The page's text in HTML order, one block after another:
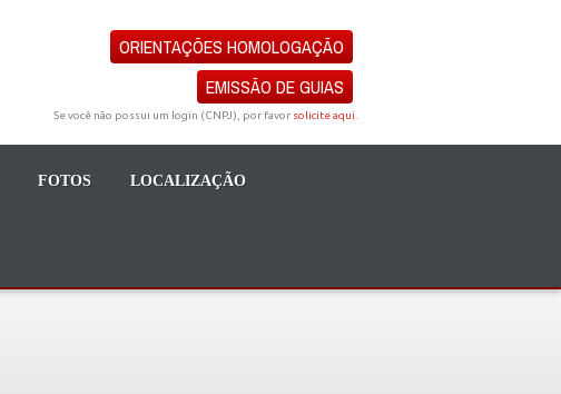
ORIENTAÇÕES HOMOLOGAÇÃO
EMISSÃO DE GUIAS
Se você não possui um login (CNPJ), por favor solicite aqui
FOTOS LOCALIZAÇÃO